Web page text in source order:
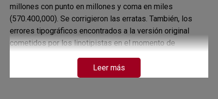
millones con punto en millones y coma en miles
(570.400,000). Se corrigieron las erratas. También, los
errores tipográficos encontrados a la versión original
cometidos por los linotipistas en el momento de
de personas citadas se conservó el orden alfabético de la
edición original. Estos índices no aplicarán para los
Leer más